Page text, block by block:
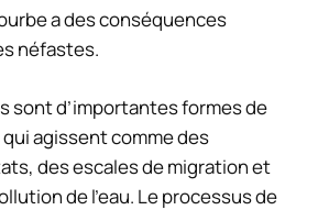
a des conséquences
néfastes.
sont d’importantes formes de
agissent comme des
des escales de migration et
de l’eau. Le processus de